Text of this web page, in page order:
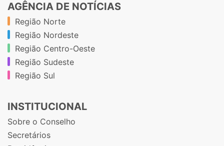
AGÊNCIA DE NOTÍCIAS
Região Norte
Região Nordeste
Região Centro-Oeste
Região Sudeste
Região Sul
INSTITUCIONAL
Sobre o Conselho
Secretários